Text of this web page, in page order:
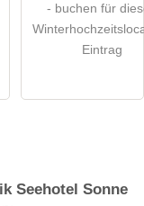
- buchen für
Eintrag
Seehotel Sonne